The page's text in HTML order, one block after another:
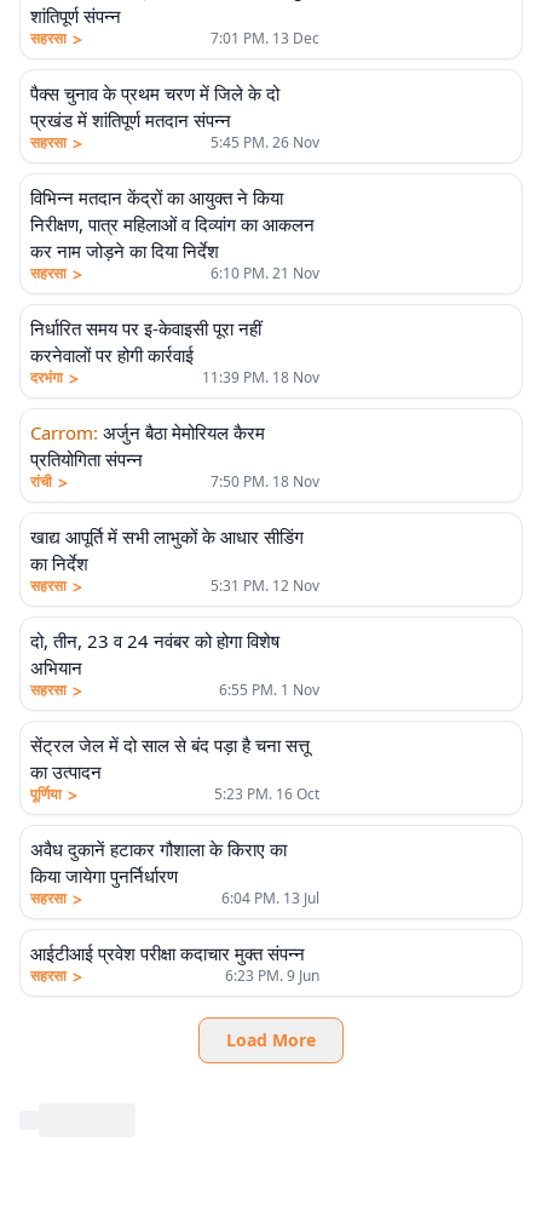
शांतिपूर्ण संपन्न
सहरसा > 7:01 PM. 13 Dec
पैक्स चुनाव के प्रथम चरण में जिले के दो
प्रखंड में शांतिपूर्ण मतदान संपन्न
सहरसा > 5:45 PM. 26 Nov
विभिन्न मतदान केंद्रों का आयुक्त ने किया
निरीक्षण, पात्र महिलाओं व दिव्यांग का आकलन
कर नाम जोड़ने का दिया निर्देश
सहरसा > 6:10 PM. 21 Nov
निर्धारित समय पर इ-केवाइसी पूरा नहीं
करनेवालों पर होगी कार्रवाई
दरभंगा > 11:39 PM. 18 Nov
Carrom: अर्जुन बैठा मेमोरियल कैरम
प्रतियोगिता संपन्न
रांची > 7:50 PM. 18 Nov
खाद्य आपूर्ति में सभी लाभुकों के आधार सीडिंग
का निर्देश
सहरसा > 5:31 PM. 12 Nov
दो, तीन, 23 व 24 नवंबर को होगा विशेष
अभियान
सहरसा > 6:55 PM. 1 Nov
सेंट्रल जेल में दो साल से बंद पड़ा है चना सत्तू
का उत्पादन
पूर्णिया > 5:23 PM. 16 Oct
अवैध दुकानें हटाकर गौशाला के किराए का
किया जायेगा पुनर्निर्धारण
सहरसा > 6:04 PM. 13 Jul
आईटीआई प्रवेश परीक्षा कदाचार मुक्त संपन्न
सहरसा > 6:23 PM. 9 Jun
Load More